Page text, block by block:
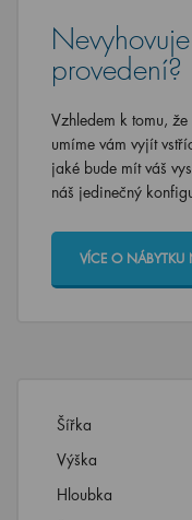
provedení?
Vzhledem k tomu,
umíme vám vyjít
jaké bude mít váš
náš jedinečný
VÍCE O NÁBYTKU
Šířka
Výška
Hloubka